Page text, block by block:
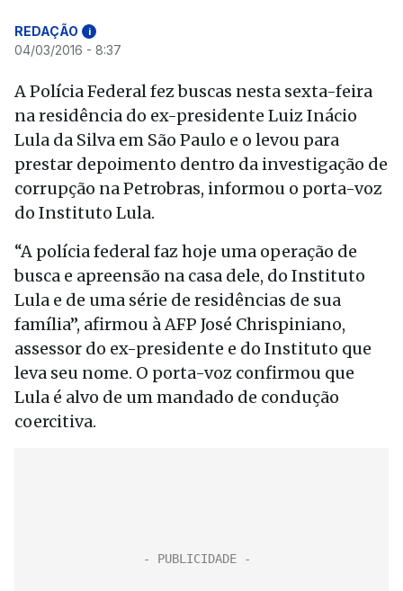
REDAÇÃO i
04/03/2016 - 8:37
A Polícia Federal fez buscas nesta sexta-feira
na residência do ex-presidente Luiz Inácio
Lula da Silva em São Paulo e o levou para
prestar depoimento dentro da investigação de
corrupção na Petrobras, informou o porta-voz
do Instituto Lula.
“A polícia federal faz hoje uma operação de
busca e apreensão na casa dele, do Instituto
Lula e de uma série de residências de sua
família”, afirmou à AFP José Chrispiniano,
assessor do ex-presidente e do Instituto que
leva seu nome. O porta-voz confirmou que
Lula é alvo de um mandado de condução
coercitiva.